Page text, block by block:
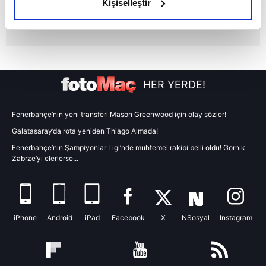
elimizden gelen çabayı gösterdiğimizi ve bu noktada,
takdirde, kullanıcılara hedefli reklamlar
Sitemizde kendimize ve üçüncü kişilere ait çerezler
kullanılmaktadır. Bu çerezler vasıtasıyla çeşitli kişisel
kullanılmaktadır. Diğer çerezler, sitemizin daha işlevsel
kılınması ve kişiselleştirilmesi ve sizlere yönelik
reklam/pazarlama faaliyetlerinin yapılması, amaçlarıyla
Kişiselleştir
HER YERDE!
Fenerbahçe’nin yeni transferi Mason Greenwood için olay sözler!
Galatasaray’da rota yeniden Thiago Almada!
Fenerbahçe’nin Şampiyonlar Ligi’nde muhtemel rakibi belli oldu! Gornik
Zabrze’yi elerlerse...
iPhone Android iPad Facebook X NSosyal Instagram